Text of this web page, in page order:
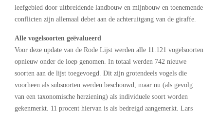
leefgebied door uitbreidende landbouw en mijnbouw en toenemende
conflicten zijn allemaal debet aan de achteruitgang van de giraffe.
Alle vogelsoorten geëvalueerd
Voor deze update van de Rode Lijst werden alle 11.121 vogelsoorten
opnieuw onder de loep genomen. In totaal werden 742 nieuwe
soorten aan de lijst toegevoegd. Dit zijn grotendeels vogels die
voorheen als subsoorten werden beschouwd, maar nu (als gevolg
van een taxonomische herziening) als individuele soort worden
gekenmerkt. 11 procent hiervan is als bedreigd aangemerkt. Lars